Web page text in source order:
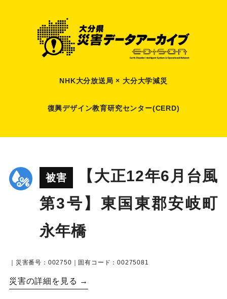
NHK大分放送局 × 大分大学減災
復興デザイン教育研究センター(CERD)
被害
【大正12年6月台風
第3号】東国東郡安岐町
永年橋
｜災害番号：002750｜固有コード：00275081
災害の詳細を見る →